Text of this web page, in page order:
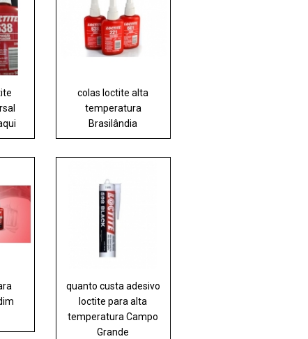
colas loctite alta
temperatura
Brasilândia
quanto custa adesivo
loctite para alta
temperatura Campo
Grande